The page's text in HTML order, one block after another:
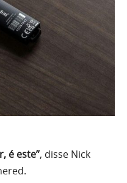
é este”, disse Nick